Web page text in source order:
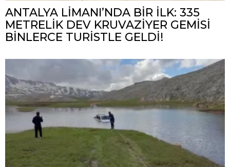
ANTALYA LİMANI’NDA BİR İLK: 335
METRELİK DEV KRUVAZİYER GEMİSİ
BİNLERCE TURİSTLE GELDİ!